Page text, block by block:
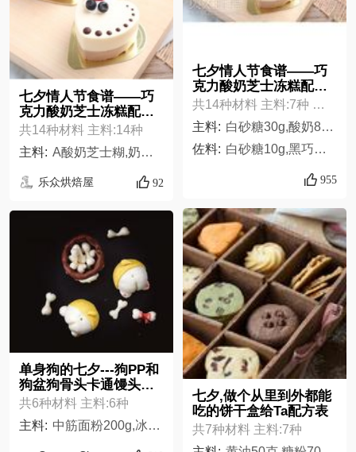
七夕情人节食谱——巧
克力酸奶芝士冻糕配方
表
共14种材料 主料:14种
主料: A酸奶芝士糊,奶油芝士125g,白砂糖30g,酸奶80g,吉利丁粉6g,牛奶30g,淡奶油100g,B巧克力芝士糊,奶油芝士125g,白砂糖10g,黑巧克力60g,吉利丁粉3g,牛奶15g,淡奶油100g
乐众烘焙屋 92
单身狗的七夕---狗PP和
狗盆狗骨头卡通馒头配
方表
共6种材料 主料:6种
主料: 中筋面粉200g,冰牛奶110,玉米油植物油都行6g,细砂糖6g,酵母2.g,南瓜粉可可粉红曲粉适量
七夕情人节食谱——巧
克力酸奶芝士冻糕配方
表
共14种材料 主料:7种 佐料:7种
主料: 白砂糖30g,酸奶80g,淡奶油100g,牛奶30g,A酸奶芝士糊,奶油芝士125g,吉利丁粉6g,
佐料: 白砂糖10g,黑巧克力60g,淡奶油100g,牛奶15g,B巧克力芝士糊,奶油芝士125g,吉利丁粉3g
955
七夕,做个从里到外都能
吃的饼干盒给Ta配方表
共7种材料 主料:7种